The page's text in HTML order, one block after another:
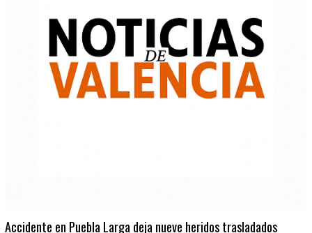
Accidente en Puebla Larga deja nueve heridos trasladados